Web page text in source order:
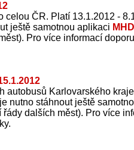
celou ČR. Platí 13.1.2012 -
ještě samotnou aplikaci
Pro více informací
autobusů Karlovarského
nutno stáhnout ještě
dalších měst). Pro více